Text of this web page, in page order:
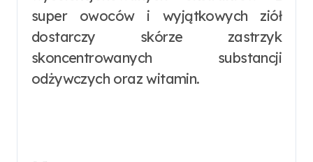
super owoców i wyjątkowych ziół
dostarczy skórze zastrzyk
skoncentrowanych substancji
odżywczych oraz witamin.